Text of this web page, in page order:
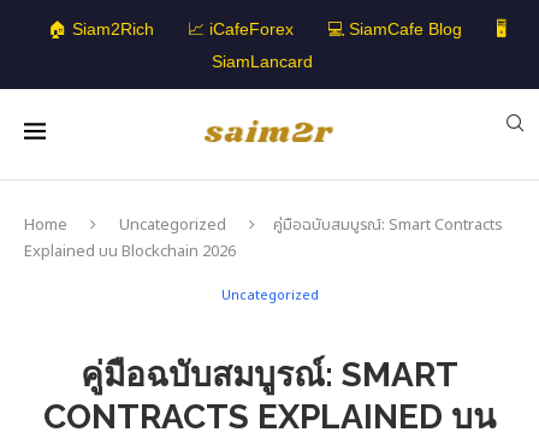
🏠 Siam2Rich 📈 iCafeForex 💻 SiamCafe Blog
🖥️
SiamLancard
Home Uncategorized
คู่มือฉบับสมบูรณ์: Smart Contracts
Explained บน Blockchain 2026
Uncategorized
คู่มือฉบับสมบูรณ์: SMART
CONTRACTS EXPLAINED บน